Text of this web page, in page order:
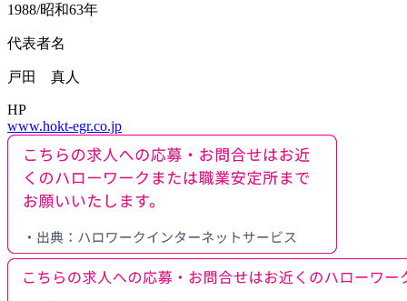
1988/昭和63年
代表者名
戸田 真人
HP
www.hokt-egr.co.jp